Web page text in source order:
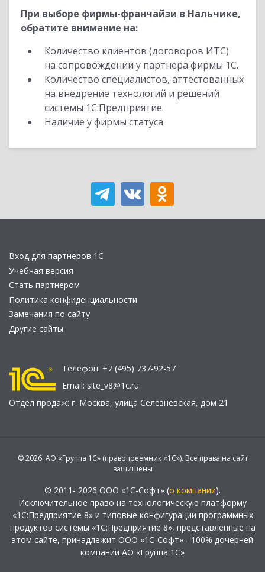
При выборе фирмы-франчайзи в Нальчике,
обратите внимание на:
Количество клиентов (договоров ИТС)
на сопровождении у партнера фирмы 1С.
Количество специалистов, аттестованных
на внедрение технологий и решений
системы 1С:Предприятие.
Наличие у фирмы статуса
Вход для партнеров 1С
Учебная версия
Стать партнером
Политика конфиденциальности
Замечания по сайту
Другие сайты
Телефон: +7 (495) 737-92-57
Email: site_v8@1c.ru
Отдел продаж: г. Москва, улица Селезнёвская, дом 21
© 2026 АО «Группа 1С» (правопреемник «1С»). Все права на сайт
защищены
© 2011- 2026 ООО «1С-Софт» (о компании).
Исключительное право на технологическую платформу
«1С:Предприятие 8» и типовые конфигурации программных
продуктов системы «1С:Предприятие 8», представленные на
этом сайте, принадлежит ООО «1С-Софт» - 100% дочерней
компании АО «Группа 1С»